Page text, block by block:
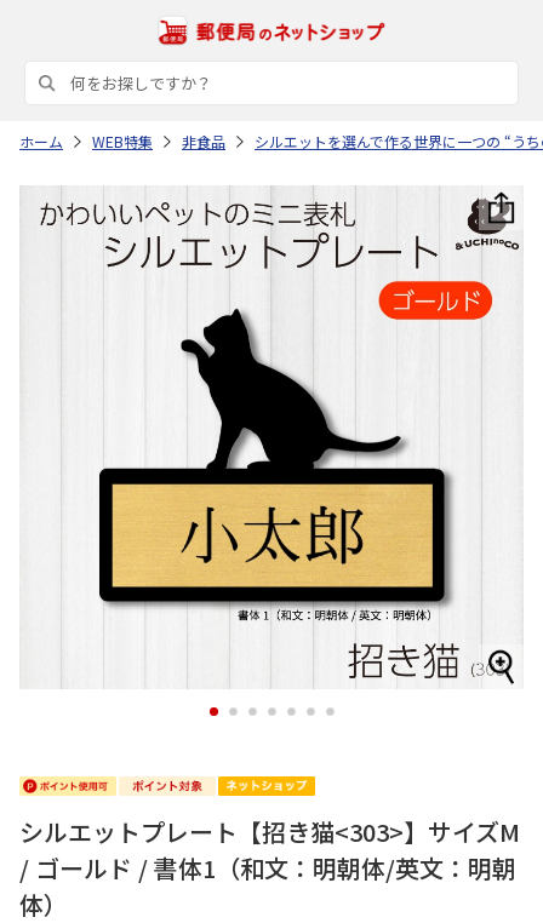
ホーム WEB特集 非食品 シルエットを選んで作る世界に一つの “う
1 2 3 4 5 6 7
シルエットプレート【招き猫<303>】サイズM
/ ゴールド / 書体1（和文：明朝体/英文：明朝
体）